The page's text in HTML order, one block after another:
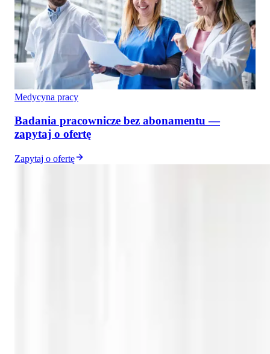
Medycyna pracy
Badania pracownicze bez abonamentu —
zapytaj o ofertę
Zapytaj o ofertę